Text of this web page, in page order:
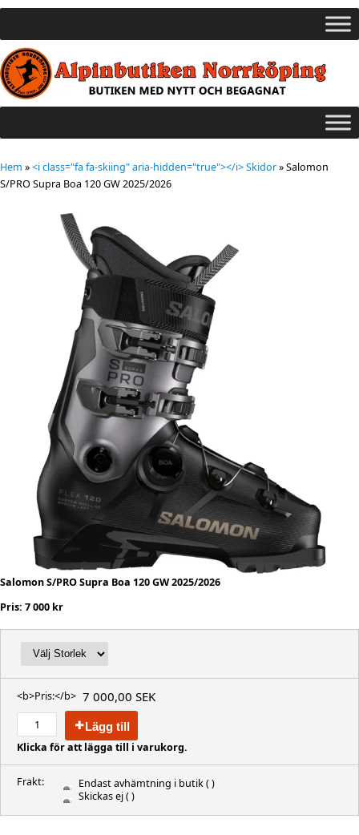
Hem »<i class="fa fa-skiing" aria-hidden="true"></i> Skidor»Salomon
S/PRO Supra Boa 120 GW 2025/2026
Salomon S/PRO Supra Boa 120 GW 2025/2026
Pris: 7 000 kr
<b>Pris:</b> 7 000,00 SEK
Lägg till
Klicka för att lägga till i varukorg.
Frakt: Endast avhämtning i butik( )
Skickas ej( )